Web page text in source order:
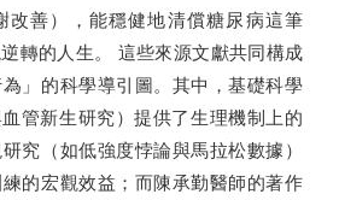
改善），能穩健地清償糖尿病這筆
逆轉的人生。 這些來源文獻共同構成
」的科學導引圖。其中，基礎科學
管新生研究）提供了生理機制上的
究（如低強度悖論與馬拉松數據）
的宏觀效益；而陳承勤醫師的著作